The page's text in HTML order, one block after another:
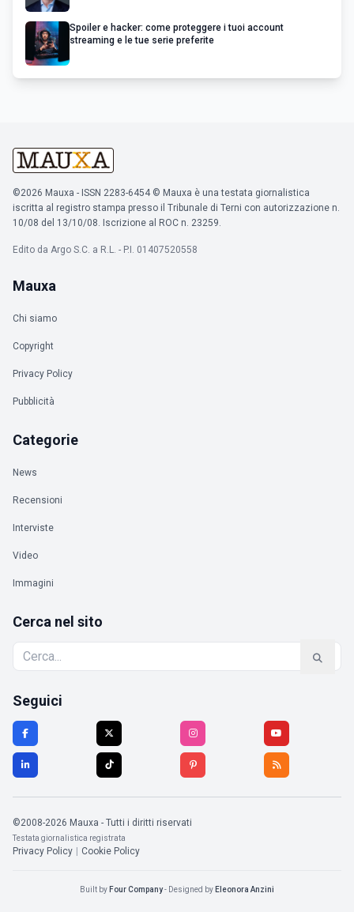
Spoiler e hacker: come proteggere i tuoi account
streaming e le tue serie preferite
©2026 Mauxa - ISSN 2283-6454 © Mauxa è una testata giornalistica
iscritta al registro stampa presso il Tribunale di Terni con autorizzazione n.
10/08 del 13/10/08. Iscrizione al ROC n. 23259.
Edito da Argo S.C. a R.L. - P.I. 01407520558
Mauxa
Chi siamo
Copyright
Privacy Policy
Pubblicità
Categorie
News
Recensioni
Interviste
Video
Immagini
Cerca nel sito
Seguici
©2008-2026 Mauxa - Tutti i diritti riservati
Testata giornalistica registrata
Privacy Policy Cookie Policy
Built by Four Company- Designed by Eleonora Anzini